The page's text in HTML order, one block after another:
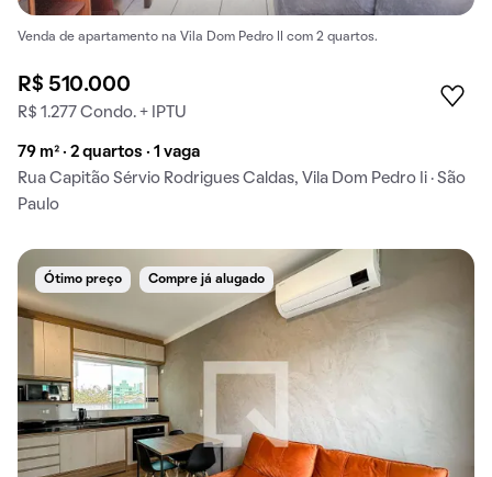
Venda de apartamento na Vila Dom Pedro II com 2 quartos.
R$ 510.000
R$ 1.277 Condo. + IPTU
79 m² · 2 quartos · 1 vaga
Rua Capitão Sérvio Rodrigues Caldas, Vila Dom Pedro Ii · São
Paulo
Ótimo preço Compre já alugado